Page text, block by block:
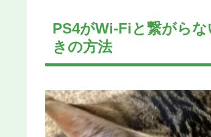
PS4がWi-Fiと繋がら
きの方法